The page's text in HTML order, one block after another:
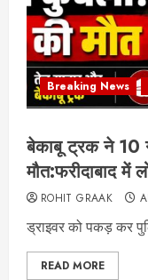
Breaking News
बेकाबू ट्रक ने 10
मौत:फरीदाबाद में
ROHIT GRAAK
ड्राइवर को पकड़ कर
READ MORE